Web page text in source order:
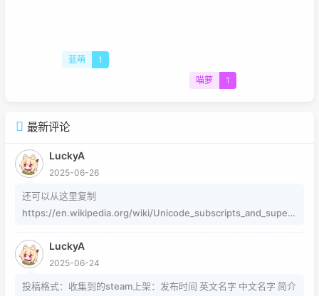
喵萝 1
蓝萌 1
最新评论
LuckyA
2025-06-26
还可以从这里复制
https://en.wikipedia.org/wiki/Unicode_subscripts_and_supers
https://www.jiuwa.net/xzm/ 相关问题可以在这里找到
https://www.zhihu.com/question/54913586/answer/8092801
89 https://www.zhihu.com/question/339693605 事实上用的是
LuckyA
2025-06-24
投稿格式：收集到的steam上架：发布时间 英文名字 中文名字 简介